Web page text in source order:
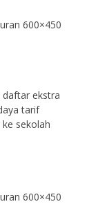
600×450
daftar ekstra
tarif
sekolah
600×450